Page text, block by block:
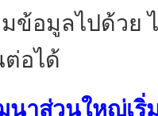
ข้อมูลไปด้วย
อได้
าส่วนใหญ่เริ่